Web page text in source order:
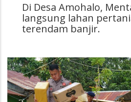
Di Desa Amohalo,
langsung lahan
terendam banjir.